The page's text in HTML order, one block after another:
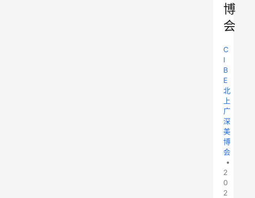
博
会
C
I
B
E
北
上
广
深
美
博
会
•
2
0
2